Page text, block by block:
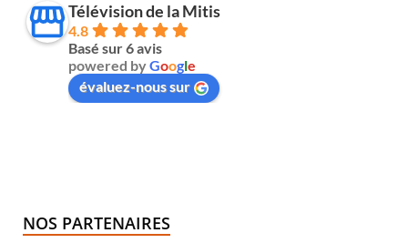
Télévision de la Mitis
4.8
Basé sur 6 avis
powered byGoogle
évaluez-nous sur
NOS PARTENAIRES